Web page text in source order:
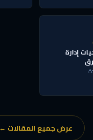
إدارة
عرض جميع المقالات ←